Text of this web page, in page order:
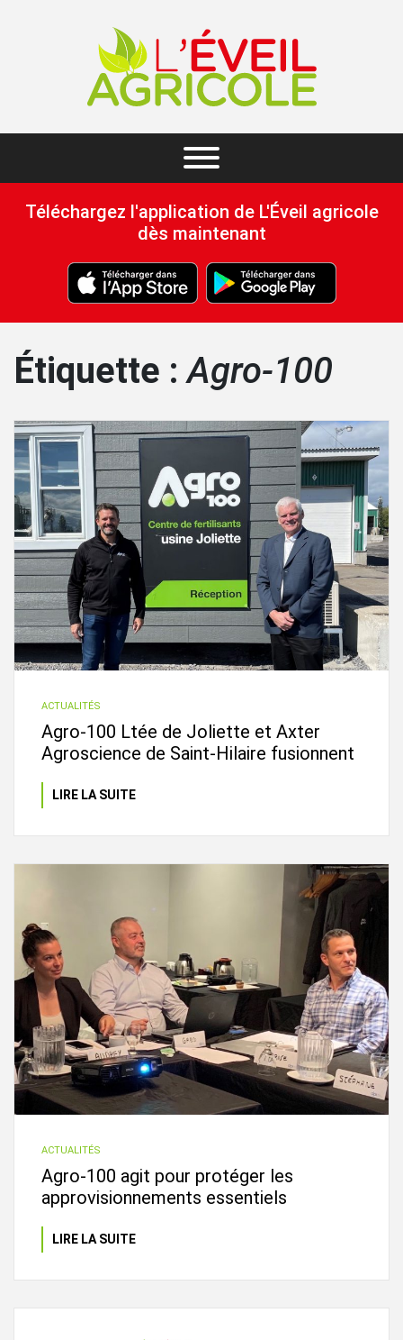
Téléchargez l'application de L'Éveil agricole
dès maintenant
Étiquette :Agro-100
ACTUALITÉS
Agro-100 Ltée de Joliette et Axter
Agroscience de Saint-Hilaire fusionnent
LIRE LA SUITE
ACTUALITÉS
Agro-100 agit pour protéger les
approvisionnements essentiels
LIRE LA SUITE